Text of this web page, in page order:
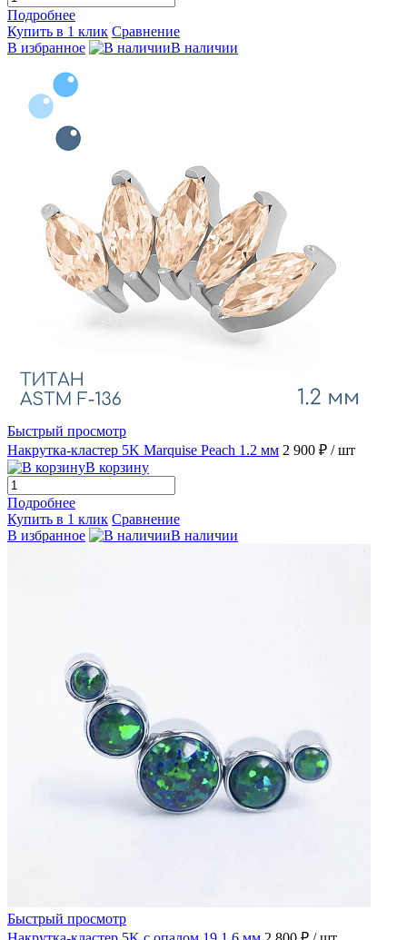
Подробнее
Купить в 1 клик Сравнение
В избранное
В наличии
Быстрый просмотр
Накрутка-кластер 5K Marquise Peach 1.2 мм 2 900 ₽ / шт
В корзину
Подробнее
Купить в 1 клик Сравнение
В избранное
В наличии
Быстрый просмотр